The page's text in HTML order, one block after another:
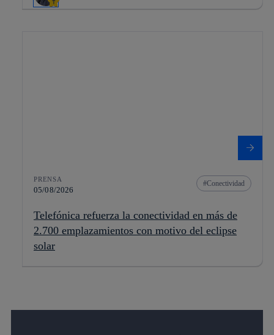
PRENSA
05/08/2026
Conectividad
Telefónica refuerza la conectividad en más de
2.700 emplazamientos con motivo del eclipse
solar